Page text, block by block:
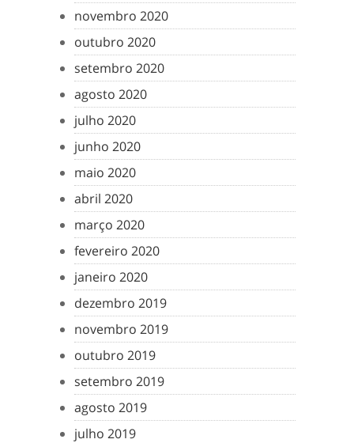
novembro 2020
outubro 2020
setembro 2020
agosto 2020
julho 2020
junho 2020
maio 2020
abril 2020
março 2020
fevereiro 2020
janeiro 2020
dezembro 2019
novembro 2019
outubro 2019
setembro 2019
agosto 2019
julho 2019